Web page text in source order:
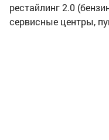
рестайлинг 2.0
сервисные центры,